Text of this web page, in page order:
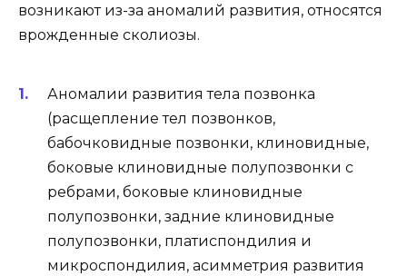
возникают из-за аномалий развития, относятся
врожденные сколиозы.
Аномалии развития тела позвонка
(расщепление тел позвонков,
бабочковидные позвонки, клиновидные,
боковые клиновидные полупозвонки с
ребрами, боковые клиновидные
полупозвонки, задние клиновидные
полупозвонки, платиспондилия и
микроспондилия, асимметрия развития